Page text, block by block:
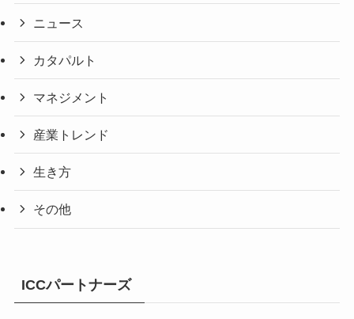
ニュース
カタパルト
マネジメント
産業トレンド
生き方
その他
ICCパートナーズ